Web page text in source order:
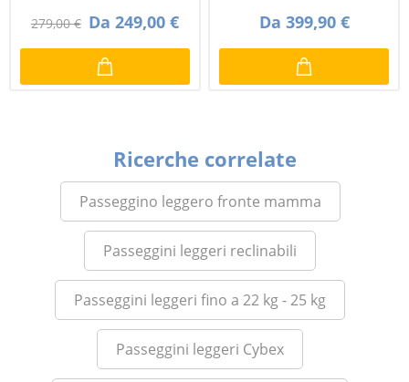
279,00 € Da 249,00 € Da 399,90 €
Ricerche correlate
Passeggino leggero fronte mamma
Passeggini leggeri reclinabili
Passeggini leggeri fino a 22 kg - 25 kg
Passeggini leggeri Cybex